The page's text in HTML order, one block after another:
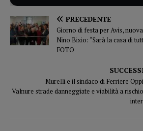
PRECEDENTE
Giorno di festa per Avis,
Nino Bixio: “Sarà la casa di
FOTO
Murelli e il sindaco di Ferriere
Valnure strade danneggiate e viabilità a